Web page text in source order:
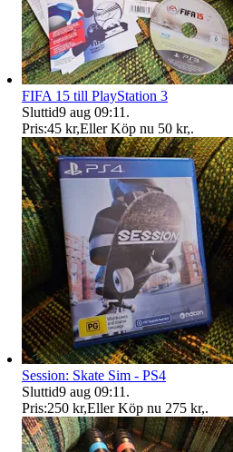
FIFA 15 till PlayStation 3
Sluttid9 aug 09:11 .
Pris:45 kr,Eller Köp nu 50 kr,.
Session: Skate Sim - PS4
Sluttid9 aug 09:11 .
Pris:250 kr,Eller Köp nu 275 kr,.